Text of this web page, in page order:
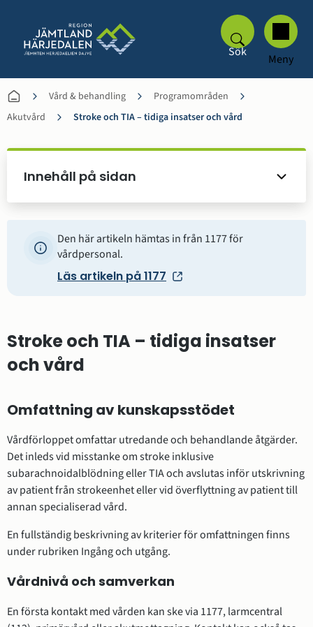
Sök Meny
Vård & behandling
Programområden
Akutvård
Stroke och TIA – tidiga insatser och vård
Innehåll på sidan
Den här artikeln hämtas in från 1177 för
vårdpersonal.
Läs artikeln på 1177
Stroke och TIA – tidiga insatser
och vård
Omfattning av kunskapsstödet
Vårdförloppet omfattar utredande och behandlande åtgärder.
Det inleds vid misstanke om stroke inklusive
subarachnoidalblödning eller TIA och avslutas inför utskrivning
av patient från strokeenhet eller vid överflyttning av patient till
annan specialiserad vård.
En fullständig beskrivning av kriterier för omfattningen finns
under rubriken Ingång och utgång.
Vårdnivå och samverkan
En första kontakt med vården kan ske via 1177, larmcentral